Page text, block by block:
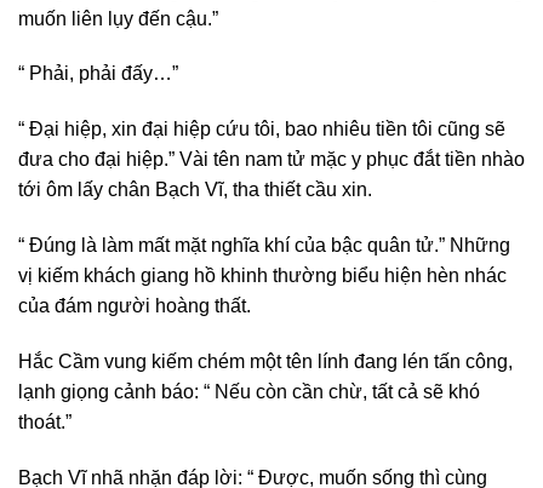
muốn liên lụy đến cậu.”
“ Phải, phải đấy…”
“ Đại hiệp, xin đại hiệp cứu tôi, bao nhiêu tiền tôi cũng sẽ
đưa cho đại hiệp.” Vài tên nam tử mặc y phục đắt tiền nhào
tới ôm lấy chân Bạch Vĩ, tha thiết cầu xin.
“ Đúng là làm mất mặt nghĩa khí của bậc quân tử.” Những
vị kiếm khách giang hồ khinh thường biểu hiện hèn nhác
của đám người hoàng thất.
Hắc Cầm vung kiếm chém một tên lính đang lén tấn công,
lạnh giọng cảnh báo: “ Nếu còn cần chừ, tất cả sẽ khó
thoát.”
Bạch Vĩ nhã nhặn đáp lời: “ Được, muốn sống thì cùng